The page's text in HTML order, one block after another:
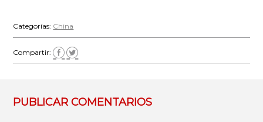
Categorías: China
Compartir:
PUBLICAR COMENTARIOS